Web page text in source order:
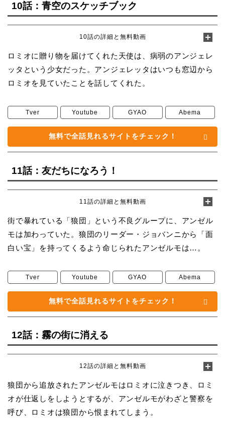
10話：青空のスケッチブック
10話の詳細と無料動画
ロミオに贈り物を届けてくれた天使は、病弱のアンジェレ
ッタという少女だった。アンジェレッタはいつも窓辺から
ロミオを見ていたことを話してくれた。
Tver Youtube GYAO Abema
無料で全話見れるサイトをチェック！
11話：友だちになろう！
11話の詳細と無料動画
街で暴れている「狼団」という不良グループに、アンゼル
モは加わっていた。狼団のリーダー・ジョバンニから「面
白い宝」を持ってくるよう命じられたアンゼルモは…。
Tver Youtube GYAO Abema
無料で全話見れるサイトをチェック！
12話：霧の街に消える
12話の詳細と無料動画
狼団から追放されたアンゼルモはロミオに泣きつき、ロミ
オが仕返しをしようとするが、アンゼルモがわざと警察を
呼び、ロミオは狼団から恨まれてしまう。